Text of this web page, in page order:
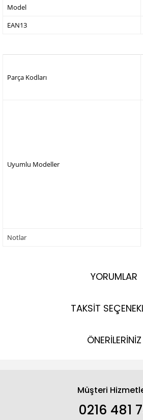
Model
EAN13
Parça Kodları
Uyumlu Modeller
Notlar
YORUMLAR
TAKSİT
ÖNERİLERİNİZ
Müşteri
0216 481